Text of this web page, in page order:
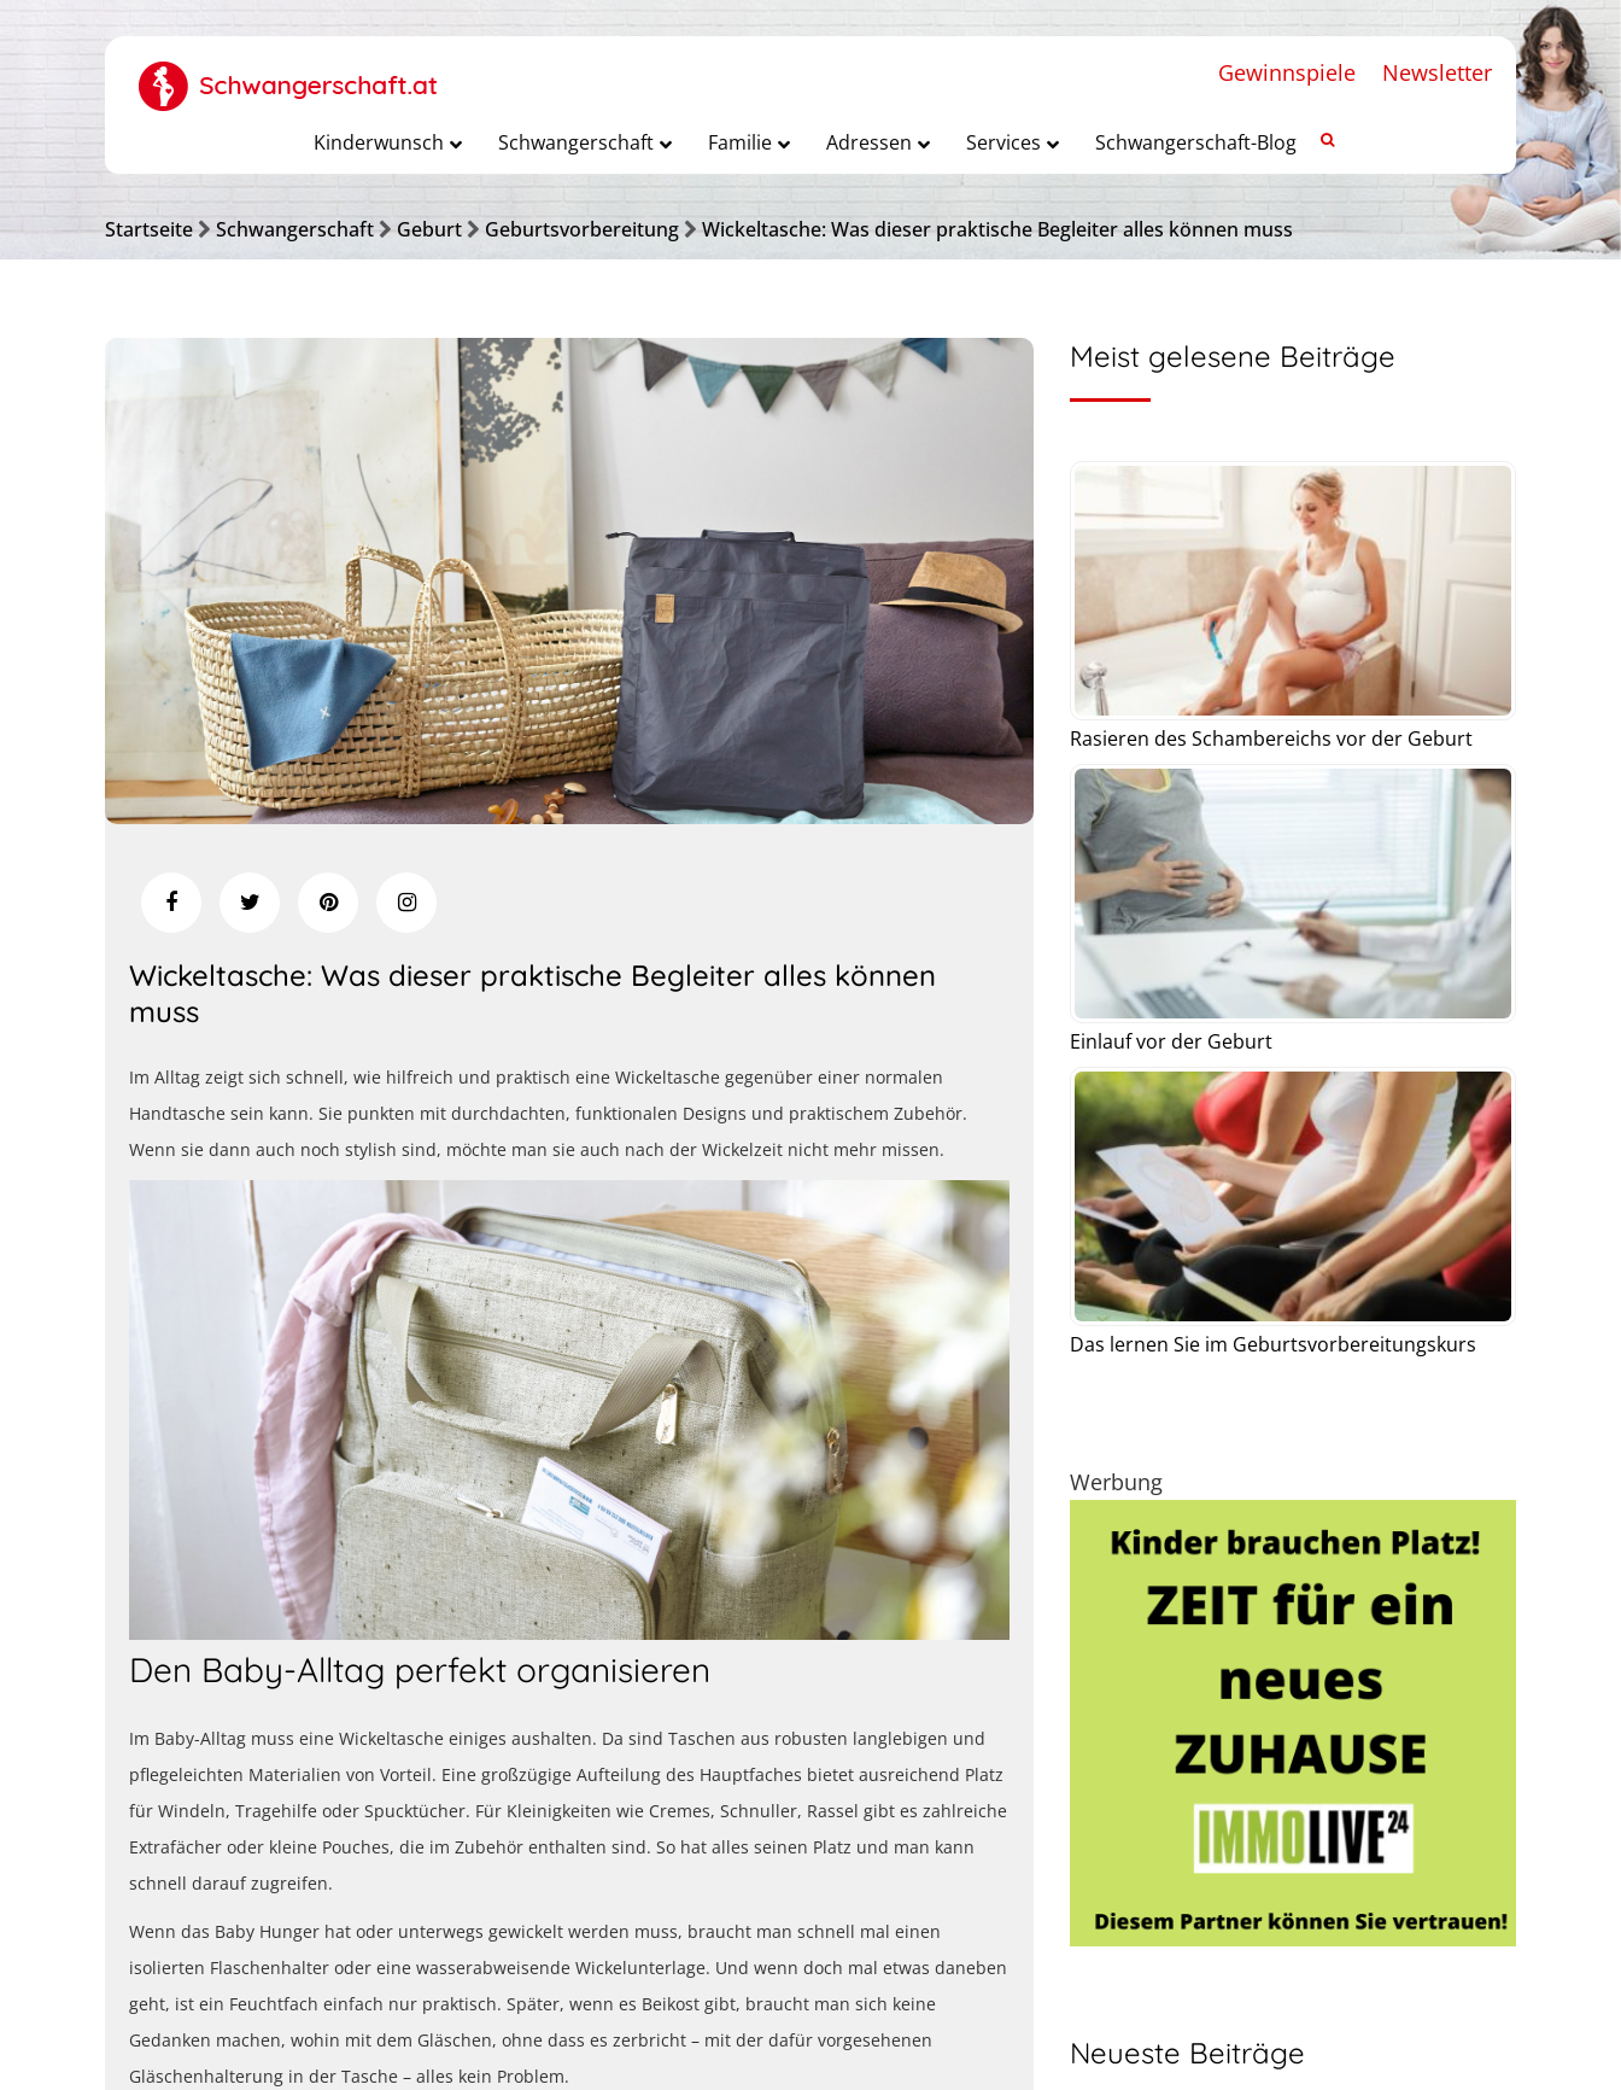
Gewinnspiele Newsletter
Kinderwunsch Schwangerschaft Familie Adressen Services Schwangerschaft-Blog
Startseite Schwangerschaft Geburt Geburtsvorbereitung Wickeltasche: Was dieser praktische Begleiter alles können muss
Wickeltasche: Was dieser praktische Begleiter alles können
muss
Im Alltag zeigt sich schnell, wie hilfreich und praktisch eine Wickeltasche gegenüber einer normalen
Handtasche sein kann. Sie punkten mit durchdachten, funktionalen Designs und praktischem Zubehör.
Wenn sie dann auch noch stylish sind, möchte man sie auch nach der Wickelzeit nicht mehr missen.
Den Baby-Alltag perfekt organisieren
Im Baby-Alltag muss eine Wickeltasche einiges aushalten. Da sind Taschen aus robusten langlebigen und
pflegeleichten Materialien von Vorteil. Eine großzügige Aufteilung des Hauptfaches bietet ausreichend Platz
für Windeln, Tragehilfe oder Spucktücher. Für Kleinigkeiten wie Cremes, Schnuller, Rassel gibt es zahlreiche
Extrafächer oder kleine Pouches, die im Zubehör enthalten sind. So hat alles seinen Platz und man kann
schnell darauf zugreifen.
Wenn das Baby Hunger hat oder unterwegs gewickelt werden muss, braucht man schnell mal einen
isolierten Flaschenhalter oder eine wasserabweisende Wickelunterlage. Und wenn doch mal etwas daneben
geht, ist ein Feuchtfach einfach nur praktisch. Später, wenn es Beikost gibt, braucht man sich keine
Gedanken machen, wohin mit dem Gläschen, ohne dass es zerbricht – mit der dafür vorgesehenen
Gläschenhalterung in der Tasche – alles kein Problem.
Meist gelesene Beiträge
Rasieren des Schambereichs vor der Geburt
Einlauf vor der Geburt
Das lernen Sie im Geburtsvorbereitungskurs
Werbung
Neueste Beiträge